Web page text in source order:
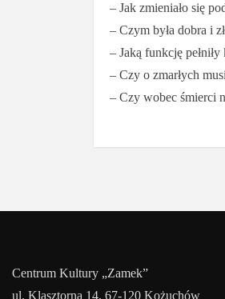
– Jak zmieniało się
– Czym była dobra i
– Jaką funkcję
– Czy o zmarłych
– Czy wobec śmierci
Centrum Kultury „Zamek”
ul. Klasztorna 14, 67-120 Kożuchów